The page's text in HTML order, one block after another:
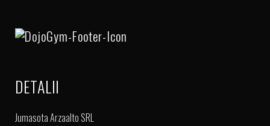
DETALII
Jumasota Arzaalto SRL